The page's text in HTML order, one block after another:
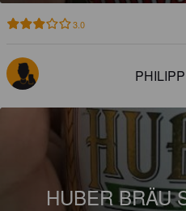
3.0
PHILIPP
HUBER BRÄU